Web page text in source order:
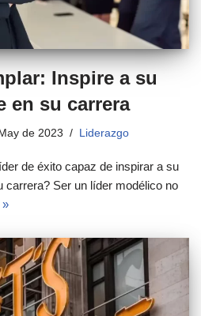
Inspire a su
en su carrera
de 2023 Liderazgo
de éxito capaz de inspirar a su
carrera? Ser un líder modélico no
»